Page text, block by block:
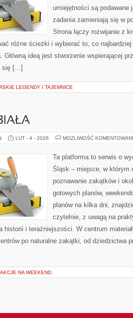
umiejętności są podawane
zadania zamieniają się w
Strona łączy rozwijanie z
różne ścieżki i wybierać to, co
Główną ideą jest stworzenie wspierającej
się […]
LEGENDY I TAJEMNICE
LUT - 4 - 2026 MOŻLIWOŚĆ
Ta platforma to serwis o
Śląsk – miejsce, w którym
poznawanie zakątków i
gotowych planów,
planów na kilka dni,
czytelnie, z uwagą na
historii i teraźniejszości. W centrum
po naturalne zakątki, od dziedzictwa
NA WEEKEND